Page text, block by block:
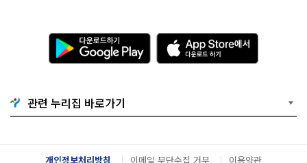
다
운
로
기
G
o
g
l
A
p
p
e
서
다
관련 누리집 바로가기
개인정보처리방침 이메일 무단수집 거부 이용약관